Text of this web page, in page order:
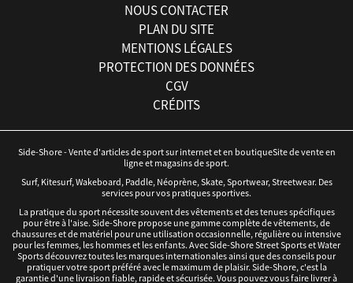
NOUS CONTACTER
PLAN DU SITE
MENTIONS LÉGALES
PROTECTION DES DONNÉES
CGV
CRÉDITS
Side-Shore - Vente d'articles de sport sur internet et en boutiqueSite de vente en
ligne et magasins de sport.
Surf, Kitesurf, Wakeboard, Paddle, Néoprène, Skate, Sportwear, Streetwear. Des
services pour vos pratiques sportives.
La pratique du sport nécessite souvent des vêtements et des tenues spécifiques
pour être à l'aise. Side-Shore propose une gamme complète de vêtements, de
chaussures et de matériel pour une utilisation occasionnelle, régulière ou intensive
pour les femmes, les hommes et les enfants. Avec Side-Shore Street Sports et Water
Sports découvrez toutes les marques internationales ainsi que des conseils pour
pratiquer votre sport préféré avec le maximum de plaisir. Side-Shore, c'est la
garantie d'une livraison fiable, rapide et sécurisée. Vous pouvez vous faire livrer à